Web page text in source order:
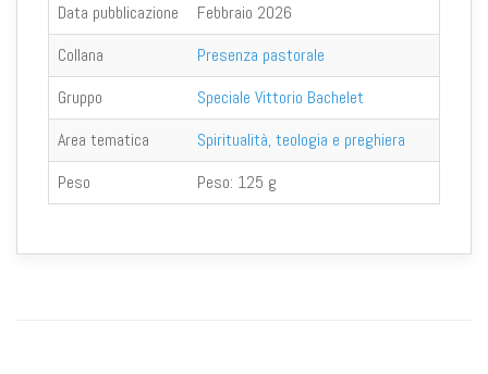
Data pubblicazione
Febbraio 2026
Collana
Presenza pastorale
Gruppo
Speciale Vittorio Bachelet
Area tematica
Spiritualità, teologia e preghiera
Peso
Peso: 125 g